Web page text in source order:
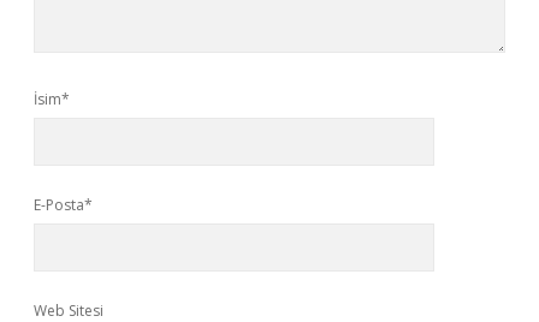
İsim*
E-Posta*
Web Sitesi